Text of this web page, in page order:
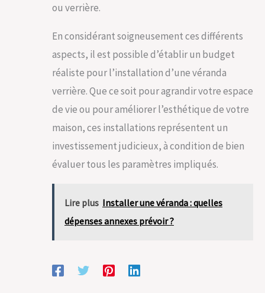
ou verrière.
En considérant soigneusement ces différents
aspects, il est possible d’établir un budget
réaliste pour l’installation d’une véranda
verrière. Que ce soit pour agrandir votre espace
de vie ou pour améliorer l’esthétique de votre
maison, ces installations représentent un
investissement judicieux, à condition de bien
évaluer tous les paramètres impliqués.
Lire plus Installer une véranda : quelles
dépenses annexes prévoir ?